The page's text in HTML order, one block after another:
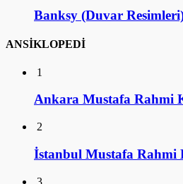
Banksy (Duvar
ANSİKLOPEDİ
1
Ankara Mustafa Rahmi
2
İstanbul Mustafa Rahmi
3